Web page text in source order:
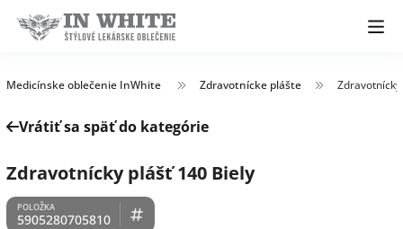
Medicínske oblečenie InWhite Zdravotnícke plášte
Vrátiť sa späť do kategórie
Zdravotnícky plášť 140 Biely
5905280705810